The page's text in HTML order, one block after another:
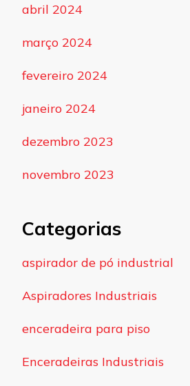
abril 2024
março 2024
fevereiro 2024
janeiro 2024
dezembro 2023
novembro 2023
Categorias
aspirador de pó industrial
Aspiradores Industriais
enceradeira para piso
Enceradeiras Industriais